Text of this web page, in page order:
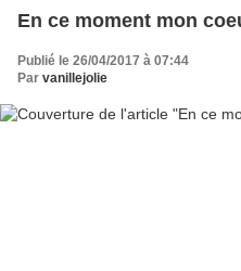
En ce moment mon
Publié le 26/04/2017 à 07:44
Par vanillejolie